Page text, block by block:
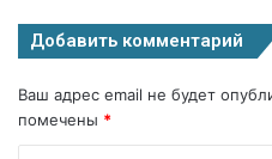
Добавить комментарий
Ваш адрес email не будет
помечены *